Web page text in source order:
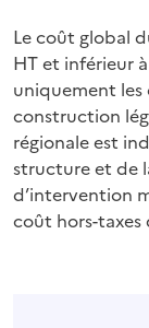
Le coût global
HT et inférieur
uniquement
construction
régionale est
structure et de
d’intervention
coût hors-taxes